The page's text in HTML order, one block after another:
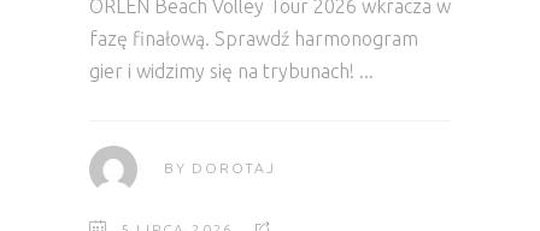
ORLEN Beach Volley Tour 2026 wkracza w
fazę finałową. Sprawdź harmonogram
gier i widzimy się na trybunach!
BY DOROTAJ